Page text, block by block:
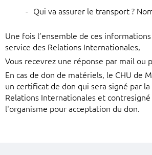
Qui va assurer le transport ?
Une fois l’ensemble de ces
service des Relations Internationales,
Vous recevrez une réponse par mail ou
En cas de don de matériels, le CHU de
un certificat de don qui sera signé par
Relations Internationales et contresigné
l'organisme pour acceptation du don.